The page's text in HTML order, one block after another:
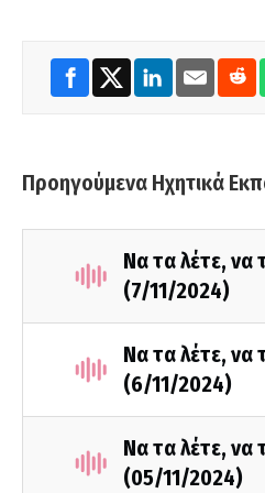
Προηγούμενα Ηχητικά
Να τα λέτε, να
(7/11/2024)
Να τα λέτε, να
(6/11/2024)
Να τα λέτε, να
(05/11/2024)